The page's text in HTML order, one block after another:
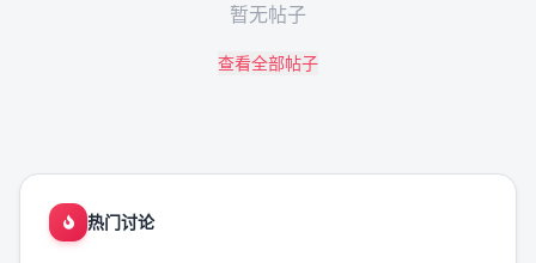
暂无帖子
查看全部帖子
热门讨论